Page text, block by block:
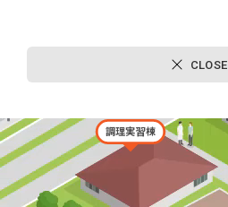
調理実習棟
CLOSE